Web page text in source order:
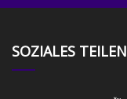
SOZIALES TEILEN